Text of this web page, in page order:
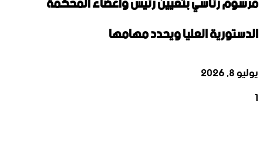
الدستورية العليا ويحدد مهامها
يوليو 8, 2026
1